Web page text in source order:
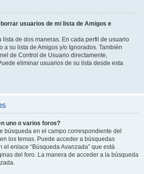
usuarios de mi lista de Amigos e
lista de dos maneras. En cada perfil de usuario
a su lista de Amigos y/o Ignorados. También
de Control de Usuario directamente,
eliminar usuarios de su lista desde esta
uno o varios foros?
búsqueda en el campo correspondiente del
los temas. Puede acceder a búsquedas
enlace “Búsqueda Avanzada” que está
del foro. La manera de acceder a la búsqueda